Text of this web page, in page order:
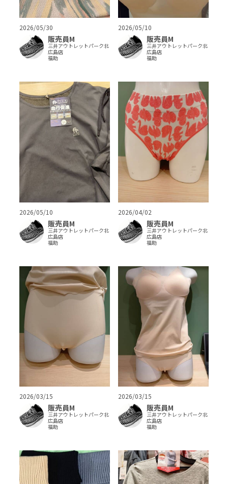
2026/05/30
販売員M
三井アウトレットパーク北
広島店
福助
2026/05/10
販売員M
三井アウトレットパーク北
広島店
福助
2026/05/10
販売員M
三井アウトレットパーク北
広島店
福助
2026/04/02
販売員M
三井アウトレットパーク北
広島店
福助
2026/03/15
販売員M
三井アウトレットパーク北
広島店
福助
2026/03/15
販売員M
三井アウトレットパーク北
広島店
福助